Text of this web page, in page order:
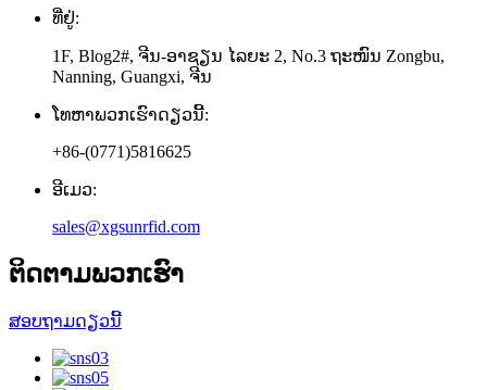
ທີ່ຢູ່:
1F, Blog2#, ຈີນ-ອາຊຽນ ໄລຍະ 2, No.3 ຖະໜົນ Zongbu,
Nanning, Guangxi, ຈີນ
ໂທຫາພວກເຮົາດຽວນີ້:
+86-(0771)5816625
ອີເມວ:
sales@xgsunrfid.com
ຕິດຕາມພວກເຮົາ
ສອບຖາມດຽວນີ້